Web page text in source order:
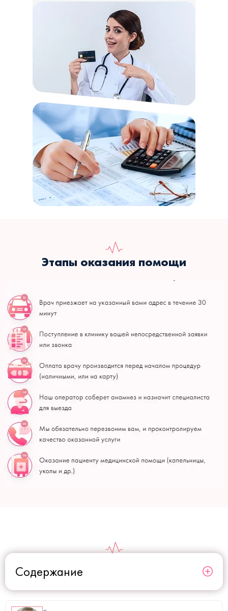
Этапы оказания помощи
Содержание